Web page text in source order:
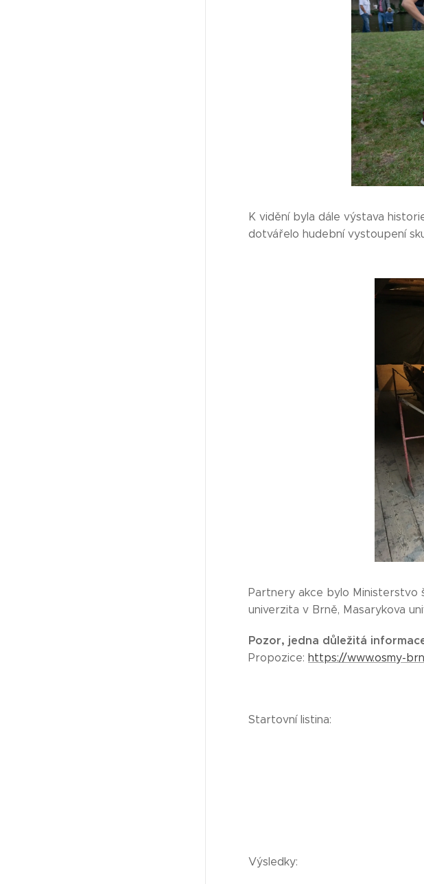
K vidění byla dále výstava
dotvářelo hudební vystoupení
Partnery akce bylo Ministerstvo
univerzita v Brně, Masarykova
Pozor, jedna důležitá
Propozice: https://www.osmy-
Startovní listina:
Výsledky: